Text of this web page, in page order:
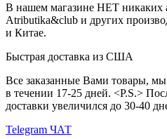
В нашем магазине НЕТ никаких
Atributika&club и других
и Китае.
Быстрая доставка из США
Все заказанные Вами товары,
в течении 17-25 дней. <P.S.>
доставки увеличился до 30-40
Telegram ЧАТ